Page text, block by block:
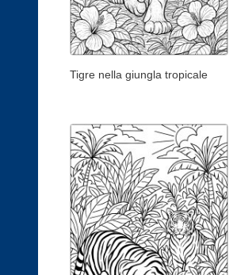
Tigre nella giungla tropicale